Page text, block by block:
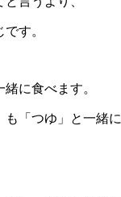
す。
に食べます。
も「つゆ」と一緒に